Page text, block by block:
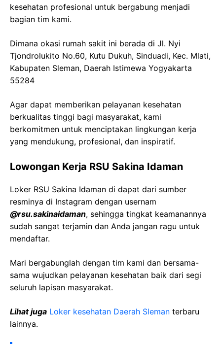
kesehatan profesional untuk bergabung menjadi
bagian tim kami.
Dimana okasi rumah sakit ini berada di Jl. Nyi
Tjondrolukito No.60, Kutu Dukuh, Sinduadi, Kec. Mlati,
Kabupaten Sleman, Daerah Istimewa Yogyakarta
55284
Agar dapat memberikan pelayanan kesehatan
berkualitas tinggi bagi masyarakat, kami
berkomitmen untuk menciptakan lingkungan kerja
yang mendukung, profesional, dan inspiratif.
Lowongan Kerja RSU Sakina Idaman
Loker RSU Sakina Idaman di dapat dari sumber
resminya di Instagram dengan usernam
@rsu.sakinaidaman, sehingga tingkat keamanannya
sudah sangat terjamin dan Anda jangan ragu untuk
mendaftar.
Mari bergabunglah dengan tim kami dan bersama-
sama wujudkan pelayanan kesehatan baik dari segi
seluruh lapisan masyarakat.
Lihat juga Loker kesehatan Daerah Sleman terbaru
lainnya.